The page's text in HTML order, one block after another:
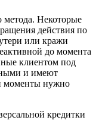
метода. Некоторые
действия по
или кражи
до момента
клиентом под
и имеют
моменты нужно